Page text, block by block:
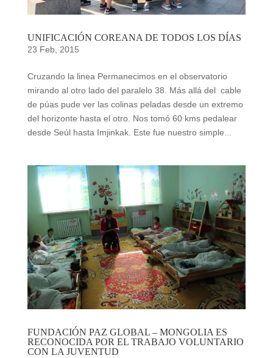
UNIFICACIÓN COREANA DE TODOS LOS DÍAS
23 Feb, 2015
Cruzando la linea Permanecimos en el observatorio
mirando al otro lado del paralelo 38. Más allá del cable
de púas pude ver las colinas peladas desde un extremo
del horizonte hasta el otro. Nos tomó 60 kms pedalear
desde Seúl hasta Imjinkak. Este fue nuestro simple...
FUNDACIÓN PAZ GLOBAL – MONGOLIA ES
RECONOCIDA POR EL TRABAJO VOLUNTARIO
CON LA JUVENTUD